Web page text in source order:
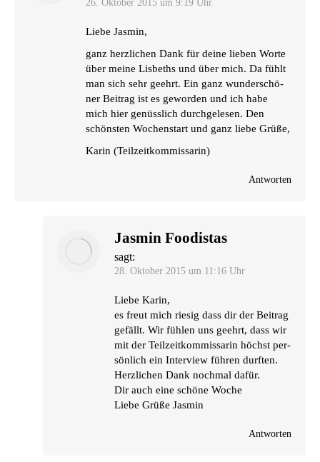
26. Oktober 2015 um 9:19 Uhr
Lie­be Jasmin,
ganz herz­li­chen Dank für dei­ne lie­ben Wor­te
über mei­ne Lis­beths und über mich. Da fühlt
man sich sehr geehrt. Ein ganz wun­der­schö­
ner Bei­trag ist es gewor­den und ich habe
mich hier genüss­lich durch­ge­le­sen. Den
schöns­ten Wochen­start und ganz lie­be Grüße,
Karin (Teil­zeit­kom­mis­sa­rin)
Antworten
Jasmin Foodistas
sagt:
28. Oktober 2015 um 11:16 Uhr
Lie­be Karin,
es freut mich rie­sig dass dir der Bei­trag
gefällt. Wir füh­len uns geehrt, dass wir
mit der Teil­zeit­kom­mis­sa­rin höchst per­
sön­lich ein Inter­view füh­ren durf­ten.
Herz­li­chen Dank noch­mal dafür.
Dir auch eine schö­ne Woche
Lie­be Grü­ße Jasmin
Antworten